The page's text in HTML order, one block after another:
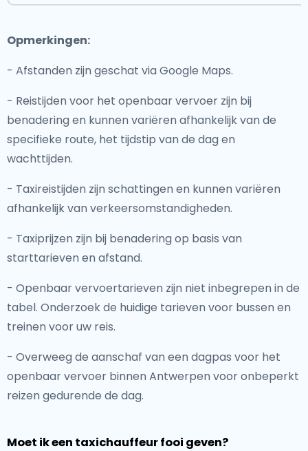
Opmerkingen:
- Afstanden zijn geschat via Google Maps.
- Reistijden voor het openbaar vervoer zijn bij
benadering en kunnen variëren afhankelijk van de
specifieke route, het tijdstip van de dag en
wachttijden.
- Taxireistijden zijn schattingen en kunnen variëren
afhankelijk van verkeersomstandigheden.
- Taxiprijzen zijn bij benadering op basis van
starttarieven en afstand.
- Openbaar vervoertarieven zijn niet inbegrepen in de
tabel. Onderzoek de huidige tarieven voor bussen en
treinen voor uw reis.
- Overweeg de aanschaf van een dagpas voor het
openbaar vervoer binnen Antwerpen voor onbeperkt
reizen gedurende de dag.
Moet ik een taxichauffeur fooi geven?